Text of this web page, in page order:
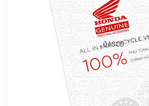
QASCO